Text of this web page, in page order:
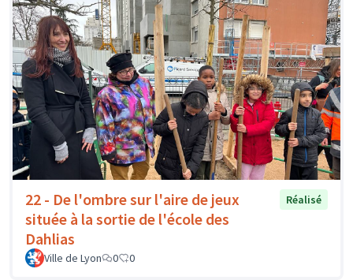
22 - De l'ombre sur l'aire de jeux
située à la sortie de l'école des
Dahlias
Réalisé
Ville de Lyon 0 0